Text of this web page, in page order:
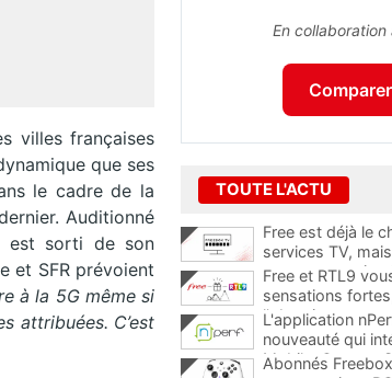
villes françaises
que ses
le cadre de la
Auditionné
est sorti de son
et SFR prévoient
à la 5G même si
attribuées. C’est
En collaboration
TOUTE L'ACTU
Free est déjà le
services TV,
encore au moins
Free et RTL9
sensations
l'obtenir
L'application
nouveauté qui
Mobile, Orange,
Abonnés